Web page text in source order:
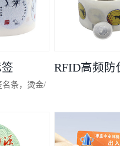
名条，烫金/
RFID高频防